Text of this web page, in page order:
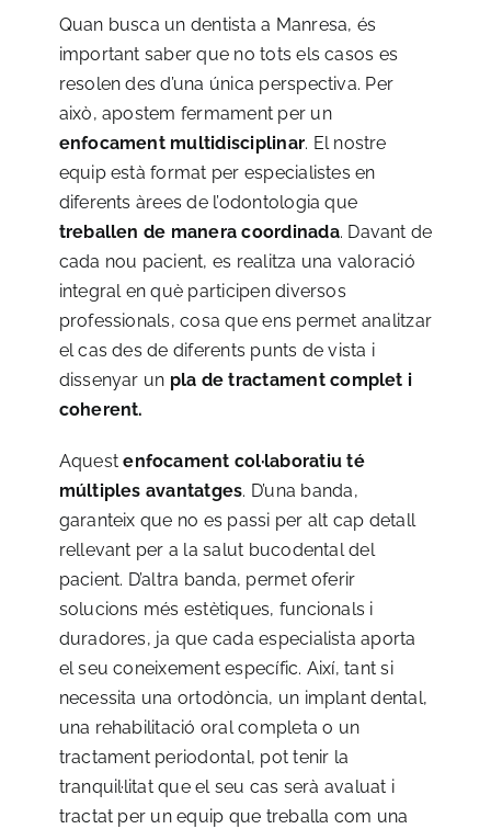
Quan busca un dentista a Manresa, és
important saber que no tots els casos es
resolen des d’una única perspectiva. Per
això, apostem fermament per un
enfocament multidisciplinar. El nostre
equip està format per especialistes en
diferents àrees de l’odontologia que
treballen de manera coordinada. Davant de
cada nou pacient, es realitza una valoració
integral en què participen diversos
professionals, cosa que ens permet analitzar
el cas des de diferents punts de vista i
dissenyar un pla de tractament complet i
coherent.
Aquestenfocament col·laboratiu té
múltiples avantatges. D’una banda,
garanteix que no es passi per alt cap detall
rellevant per a la salut bucodental del
pacient. D’altra banda, permet oferir
solucions més estètiques, funcionals i
duradores, ja que cada especialista aporta
el seu coneixement específic. Així, tant si
necessita una ortodòncia, un implant dental,
una rehabilitació oral completa o un
tractament periodontal, pot tenir la
tranquil·litat que el seu cas serà avaluat i
tractat per un equip que treballa com una